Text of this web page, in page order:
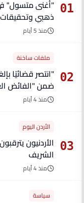
01
ذهبي وتحقيقات
منذ 5 أيام
02
ملفات ساخنة
ضمن "الفائض
منذ 4 أيام
03
الأردن اليوم
الأردنيون
الشريف
منذ 4 أيام
سياسة